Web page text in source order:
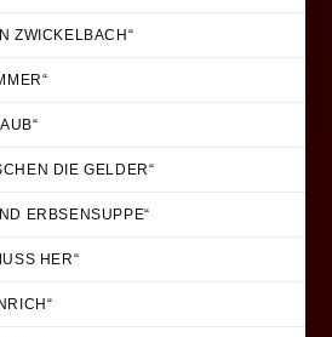
ZWICKELBACH“
DIE GELDER“
ERBSENSUPPE“
HER“